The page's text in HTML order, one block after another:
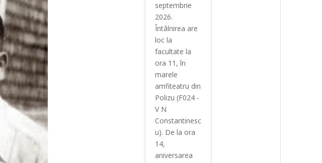
septembrie
2026.
Întâlnirea are
loc la
facultate la
ora 11, în
marele
amfiteatru din
Polizu (F024 -
V N
Constantinesc
u). De la ora
14,
aniversarea